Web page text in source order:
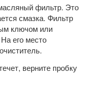
фильтр. Это
смазка. Фильтр
ключом или
его место
верните пробку